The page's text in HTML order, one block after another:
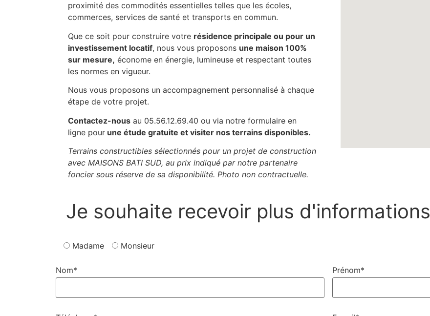
proximité des commodités essentielles telles que les écoles,
commerces, services de santé et transports en commun.
Que ce soit pour construire votre résidence principale ou pour un
investissement locatif, nous vous proposons une maison 100%
sur mesure, économe en énergie, lumineuse et respectant toutes
les normes en vigueur.
Nous vous proposons un accompagnement personnalisé à chaque
étape de votre projet.
Contactez-nous au 05.56.12.69.40 ou via notre formulaire en
ligne pour une étude gratuite et visiter nos terrains disponibles.
Terrains constructibles sélectionnés pour un projet de construction
avec MAISONS BATI SUD, au prix indiqué par notre partenaire
foncier sous réserve de sa disponibilité. Photo non contractuelle.
Je souhaite recevoir plus d'informations
Madame Monsieur
Nom* Prénom*